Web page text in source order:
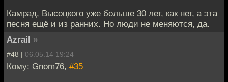
Камрад, Высоцкого уже больше 30 лет, как нет, а эта
песня ещё и из ранних. Но люди не меняются, да.
Azrail »
#48 | 06.05.14 19:24
Кому: Gnom76, #35